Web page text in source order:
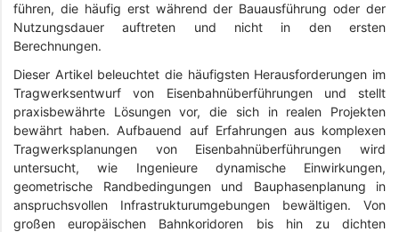
führen, die häufig erst während der Bauausführung oder der
Nutzungsdauer auftreten und nicht in den ersten
Berechnungen.
Dieser Artikel beleuchtet die häufigsten Herausforderungen im
Tragwerksentwurf von Eisenbahnüberführungen und stellt
praxisbewährte Lösungen vor, die sich in realen Projekten
bewährt haben. Aufbauend auf Erfahrungen aus komplexen
Tragwerksplanungen von Eisenbahnüberführungen wird
untersucht, wie Ingenieure dynamische Einwirkungen,
geometrische Randbedingungen und Bauphasenplanung in
anspruchsvollen Infrastrukturumgebungen bewältigen. Von
großen europäischen Bahnkoridoren bis hin zu dichten